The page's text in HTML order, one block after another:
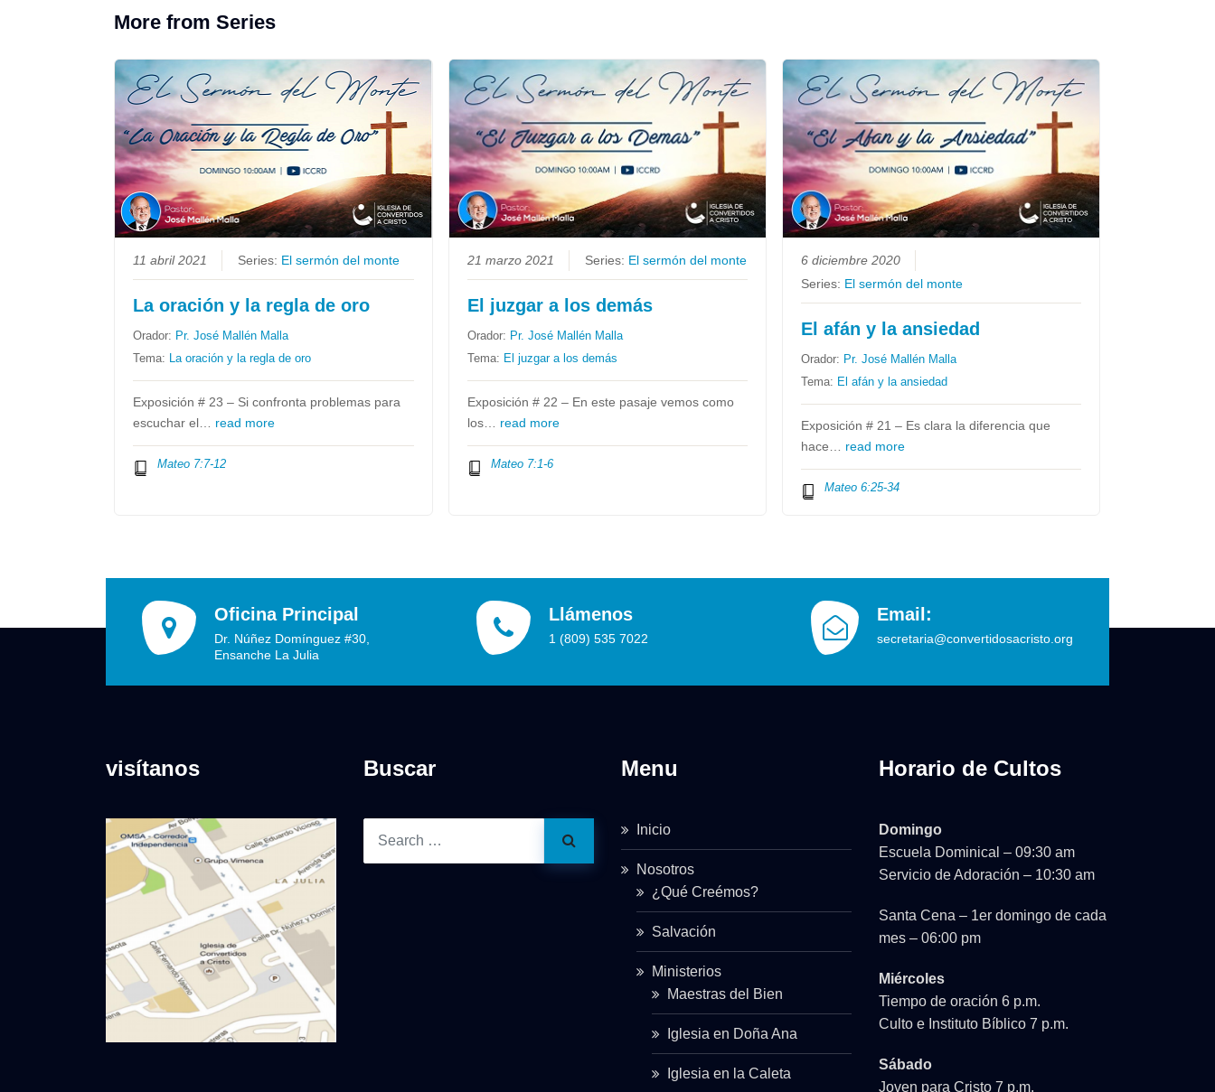
More from Series
11 abril 2021 Series: El sermón del monte
La oración y la regla de oro
Orador: Pr. José Mallén Malla
Tema: La oración y la regla de oro
Exposición # 23 – Si confronta problemas para
escuchar el… read more
Mateo 7:7-12
21 marzo 2021 Series: El sermón del monte
El juzgar a los demás
Orador: Pr. José Mallén Malla
Tema: El juzgar a los demás
Exposición # 22 – En este pasaje vemos como
los… read more
Mateo 7:1-6
6 diciembre 2020
Series: El sermón del monte
El afán y la ansiedad
Orador: Pr. José Mallén Malla
Tema: El afán y la ansiedad
Exposición # 21 – Es clara la diferencia que
hace… read more
Mateo 6:25-34
Oficina Principal
Dr. Núñez Domínguez #30,
Ensanche La Julia
Llámenos
1 (809) 535 7022
Email:
secretaria@convertidosacristo.org
visítanos Buscar Menu
Inicio
Nosotros
¿Qué Creémos?
Salvación
Ministerios
Maestras del Bien
Iglesia en Doña Ana
Iglesia en la Caleta
Horario de Cultos
Domingo
Escuela Dominical – 09:30 am
Servicio de Adoración – 10:30 am
Santa Cena – 1er domingo de cada
mes – 06:00 pm
Miércoles
Tiempo de oración 6 p.m.
Culto e Instituto Bíblico 7 p.m.
Sábado
Joven para Cristo 7 p.m.